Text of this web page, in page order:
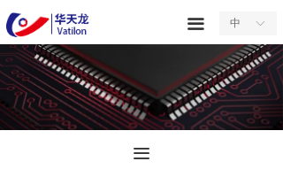
끀
首页
关于我们
产品中心
ꀅ
中
끀